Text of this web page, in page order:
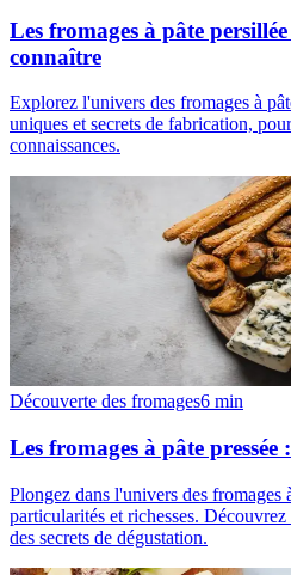
Les fromages à pâte
connaître
Explorez l'univers des fromages à
uniques et secrets de fabrication,
connaissances.
Découverte des fromages6 min
Les fromages à pâte pressée
Plongez dans l'univers des fromages
particularités et richesses.
des secrets de dégustation.